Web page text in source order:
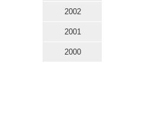
2002
2001
2000